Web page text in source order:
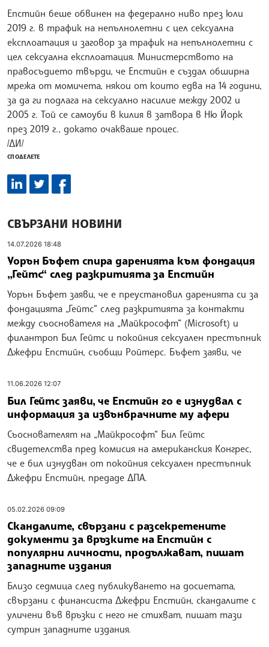
Епстийн беше обвинен на федерално ниво през юли
2019 г. в трафик на непълнолетни с цел сексуална
експлоатация и заговор за трафик на непълнолетни с
цел сексуална експлоатация. Министерството на
правосъдието твърди, че Епстийн е създал обширна
мрежа от момичета, някои от които едва на 14 години,
за да ги подлага на сексуално насилие между 2002 и
2005 г. Той се самоуби в килия в затвора в Ню Йорк
през 2019 г., докато очакваше процес.
/ДИ/
СПОДЕЛЕТЕ
СВЪРЗАНИ НОВИНИ
14.07.2026 18:48
Уорън Бъфет спира даренията към фондация
„Гейтс“ след разкритията за Епстийн
Уорън Бъфет заяви, че е преустановил даренията си за
фондацията „Гейтс“ след разкритията за контакти
между съоснователя на „Майкрософт“ (Microsoft) и
филантроп Бил Гейтс и покойния сексуален престъпник
Джефри Епстийн, съобщи Ройтерс. Бъфет заяви, че
11.06.2026 12:07
Бил Гейтс заяви, че Епстийн го е изнудвал с
информация за извънбрачните му афери
Съоснователят на „Майкрософт“ Бил Гейтс
свидетелства пред комисия на американския Конгрес,
че е бил изнудван от покойния сексуален престъпник
Джефри Епстийн, предаде ДПА.
05.02.2026 09:09
Скандалите, свързани с разсекретените
документи за връзките на Епстийн с
популярни личности, продължават, пишат
западните издания
Близо седмица след публикуването на досиетата,
свързани с финансиста Джефри Епстийн, скандалите с
уличени във връзки с него не стихват, пишат тази
сутрин западните издания.